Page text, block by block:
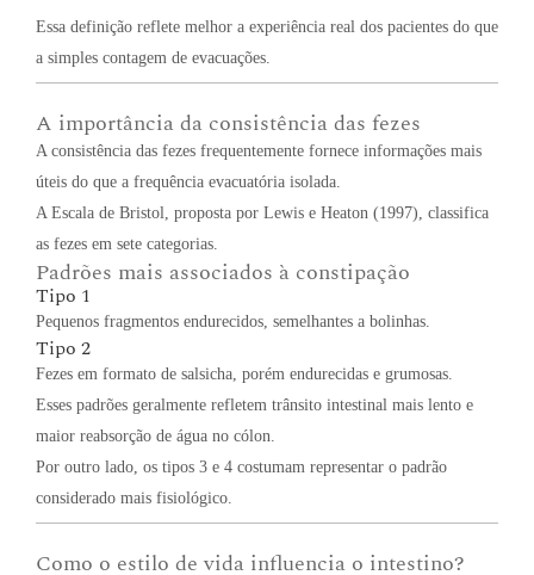
Essa definição reflete melhor a experiência real dos pacientes do que
a simples contagem de evacuações.
A importância da consistência das fezes
A consistência das fezes frequentemente fornece informações mais
úteis do que a frequência evacuatória isolada.
A Escala de Bristol, proposta por Lewis e Heaton (1997), classifica
as fezes em sete categorias.
Padrões mais associados à constipação
Tipo 1
Pequenos fragmentos endurecidos, semelhantes a bolinhas.
Tipo 2
Fezes em formato de salsicha, porém endurecidas e grumosas.
Esses padrões geralmente refletem trânsito intestinal mais lento e
maior reabsorção de água no cólon.
Por outro lado, os tipos 3 e 4 costumam representar o padrão
considerado mais fisiológico.
Como o estilo de vida influencia o intestino?